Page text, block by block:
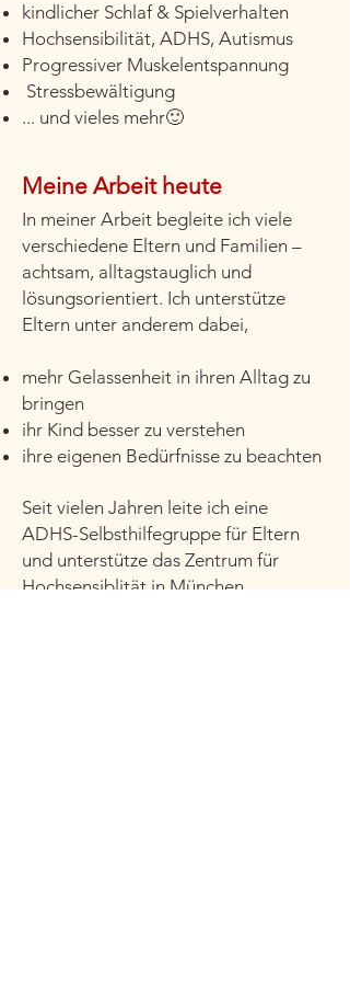
kindlicher Schlaf & Spielverhalten
Hochsensibilität, ADHS, Autismus
Progressiver Muskelentspannung
Stressbewältigung
... und vieles mehr🙂
Meine Arbeit heute
In meiner Arbeit begleite ich viele
verschiedene Eltern und Familien –
achtsam, alltagstauglich und
lösungsorientiert. Ich unterstütze
Eltern unter anderem dabei,
mehr Gelassenheit in ihren Alltag zu
bringen
ihr Kind besser zu verstehen
ihre eigenen Bedürfnisse zu beachten
Seit vielen Jahren leite ich eine
ADHS-Selbsthilfegruppe für Eltern
und unterstütze das Zentrum für
Hochsensiblität in München.